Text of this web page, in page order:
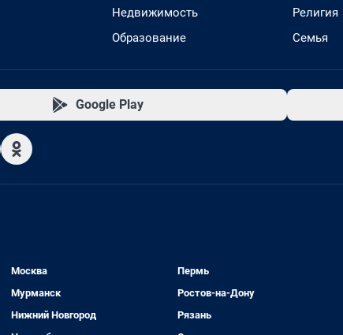
Недвижимость
Образование
Религия
Семья
Google Play
Москва
Мурманск
Нижний Новгород
Пермь
Ростов-на-Дону
Рязань